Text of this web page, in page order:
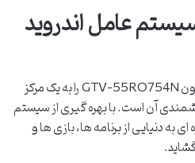
عامل اندروید
فراتر از کیفیت تصویر، آنچه تلویزیون GTV-55RQ754N را به یک مرکز
آن است. با بهره گیری از سیستم
به دنیایی از برنامه ها، بازی ها و